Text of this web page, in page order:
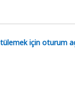
için oturum